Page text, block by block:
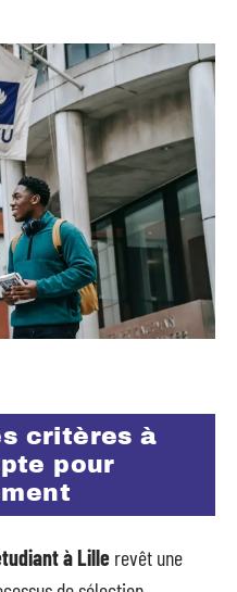
critères à
pour
à Lille revêt une